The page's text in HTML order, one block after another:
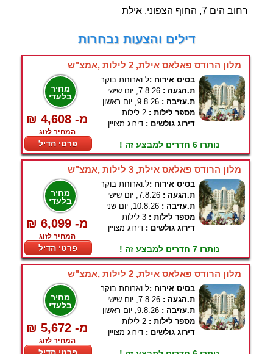
רחוב הים 7, החוף הצפוני, אילת
דילים והצעות נבחרות
מלון הרודס פאלאס אילת, 2 לילות ,אמצ"ש
מחיר
בלעדי
₪ 4,608 -מ
המחיר לזוג
פרטי הדיל
בסיס אירוח :ל.וארוחת בוקר
ת.הגעה : 7.8.26, יום שישי
ת.עזיבה : 9.8.26, יום ראשון
מספר לילות : 2 לילות
דירוג גולשים : דירוג מצויין
נותרו 6 חדרים למבצע זה !
מלון הרודס פאלאס אילת, 3 לילות ,אמצ"ש
מחיר
בלעדי
₪ 6,099 -מ
המחיר לזוג
פרטי הדיל
בסיס אירוח :ל.וארוחת בוקר
ת.הגעה : 7.8.26, יום שישי
ת.עזיבה : 10.8.26, יום שני
מספר לילות : 3 לילות
דירוג גולשים : דירוג מצויין
נותרו 7 חדרים למבצע זה !
מלון הרודס פאלאס אילת, 2 לילות ,אמצ"ש
מחיר
בלעדי
₪ 5,672 -מ
המחיר לזוג
בסיס אירוח :ל.וארוחת בוקר
ת.הגעה : 7.8.26, יום שישי
ת.עזיבה : 9.8.26, יום ראשון
מספר לילות : 2 לילות
דירוג גולשים : דירוג מצויין